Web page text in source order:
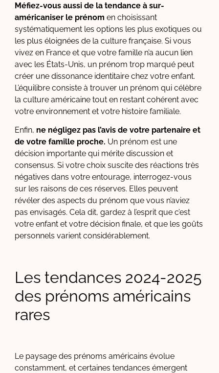
Méfiez-vous aussi de la tendance à sur-
américaniser le prénom en choisissant
systématiquement les options les plus exotiques ou
les plus éloignées de la culture française. Si vous
vivez en France et que votre famille n’a aucun lien
avec les États-Unis, un prénom trop marqué peut
créer une dissonance identitaire chez votre enfant.
L’équilibre consiste à trouver un prénom qui célèbre
la culture américaine tout en restant cohérent avec
votre environnement et votre histoire familiale.
Enfin, ne négligez pas l’avis de votre partenaire et
de votre famille proche. Un prénom est une
décision importante qui mérite discussion et
consensus. Si votre choix suscite des réactions très
négatives dans votre entourage, interrogez-vous
sur les raisons de ces réserves. Elles peuvent
révéler des aspects du prénom que vous n’aviez
pas envisagés. Cela dit, gardez à l’esprit que c’est
votre enfant et votre décision finale, et que les goûts
personnels varient considérablement.
Les tendances 2024-2025
des prénoms américains
rares
Le paysage des prénoms américains évolue
constamment, et certaines tendances émergent